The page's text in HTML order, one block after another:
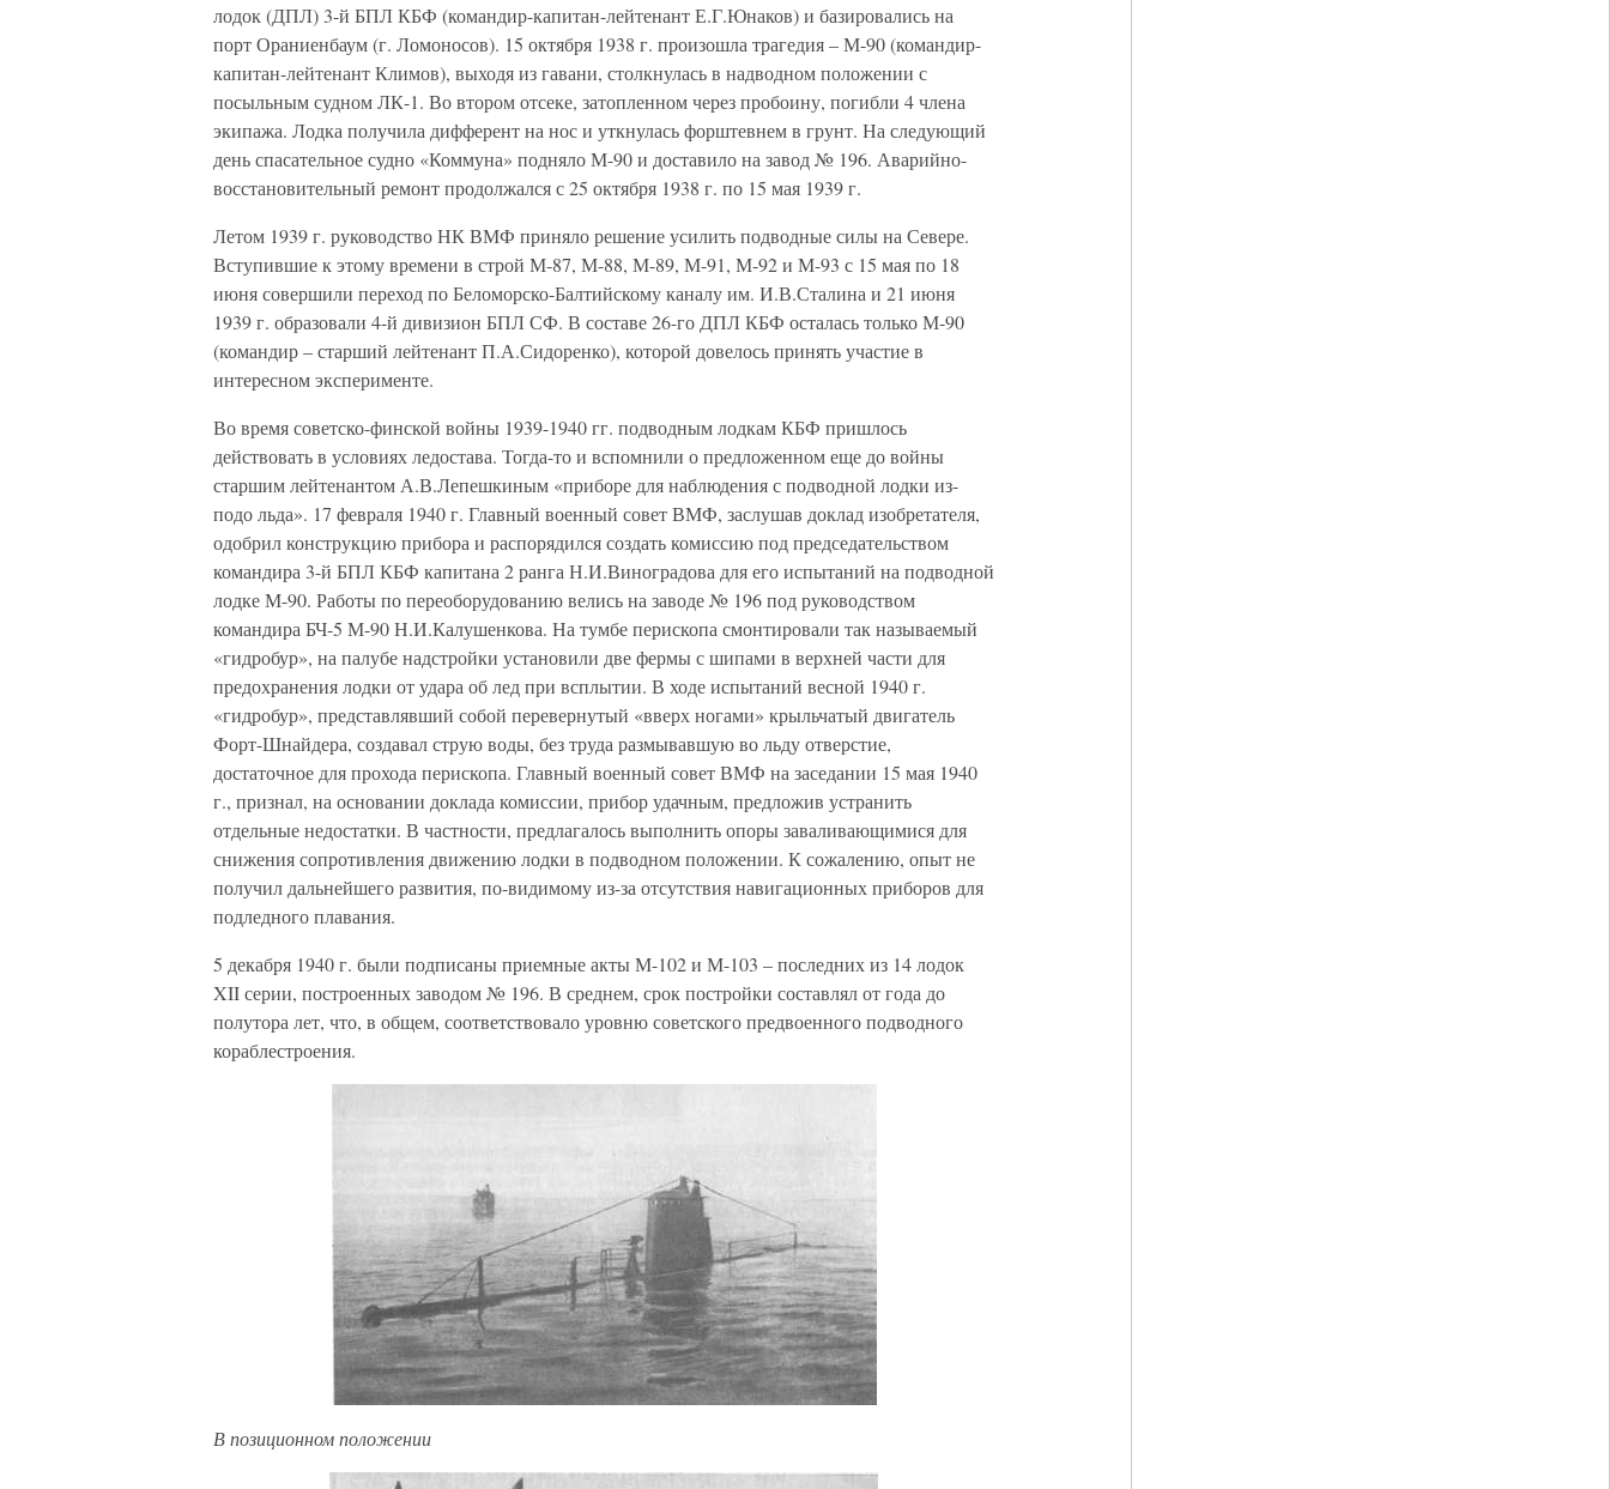
лодок (ДПЛ) 3-й БПЛ КБФ (командир-капитан-лейтенант Е.Г.Юнаков) и базировались на
порт Ораниенбаум (г. Ломоносов). 15 октября 1938 г. произошла трагедия – М-90 (командир-
капитан-лейтенант Климов), выходя из гавани, столкнулась в надводном положении с
посыльным судном ЛК-1. Во втором отсеке, затопленном через пробоину, погибли 4 члена
экипажа. Лодка получила дифферент на нос и уткнулась форштевнем в грунт. На следующий
день спасательное судно «Коммуна» подняло М-90 и доставило на завод № 196. Аварийно-
восстановительный ремонт продолжался с 25 октября 1938 г. по 15 мая 1939 г.
Летом 1939 г. руководство НК ВМФ приняло решение усилить подводные силы на Севере.
Вступившие к этому времени в строй М-87, М-88, М-89, М-91, М-92 и М-93 с 15 мая по 18
июня совершили переход по Беломорско-Балтийскому каналу им. И.В.Сталина и 21 июня
1939 г. образовали 4-й дивизион БПЛ СФ. В составе 26-го ДПЛ КБФ осталась только М-90
(командир – старший лейтенант П.А.Сидоренко), которой довелось принять участие в
интересном эксперименте.
Во время советско-финской войны 1939-1940 гг. подводным лодкам КБФ пришлось
действовать в условиях ледостава. Тогда-то и вспомнили о предложенном еще до войны
старшим лейтенантом А.В.Лепешкиным «приборе для наблюдения с подводной лодки из-
подо льда». 17 февраля 1940 г. Главный военный совет ВМФ, заслушав доклад изобретателя,
одобрил конструкцию прибора и распорядился создать комиссию под председательством
командира 3-й БПЛ КБФ капитана 2 ранга Н.И.Виноградова для его испытаний на подводной
лодке М-90. Работы по переоборудованию велись на заводе № 196 под руководством
командира БЧ-5 М-90 Н.И.Калушенкова. На тумбе перископа смонтировали так называемый
«гидробур», на палубе надстройки установили две фермы с шипами в верхней части для
предохранения лодки от удара об лед при всплытии. В ходе испытаний весной 1940 г.
«гидробур», представлявший собой перевернутый «вверх ногами» крыльчатый двигатель
Форт-Шнайдера, создавал струю воды, без труда размывавшую во льду отверстие,
достаточное для прохода перископа. Главный военный совет ВМФ на заседании 15 мая 1940
г., признал, на основании доклада комиссии, прибор удачным, предложив устранить
отдельные недостатки. В частности, предлагалось выполнить опоры заваливающимися для
снижения сопротивления движению лодки в подводном положении. К сожалению, опыт не
получил дальнейшего развития, по-видимому из-за отсутствия навигационных приборов для
подледного плавания.
5 декабря 1940 г. были подписаны приемные акты М-102 и М-103 – последних из 14 лодок
XII серии, построенных заводом № 196. В среднем, срок постройки составлял от года до
полутора лет, что, в общем, соответствовало уровню советского предвоенного подводного
кораблестроения.
В позиционном положении